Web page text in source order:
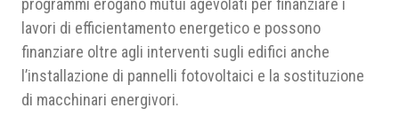
programmi erogano mutui agevolati per finanziare i
lavori di efficientamento energetico e possono
finanziare oltre agli interventi sugli edifici anche
l’installazione di pannelli fotovoltaici e la sostituzione
di macchinari energivori.